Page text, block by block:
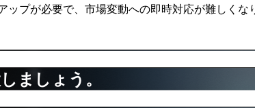
プが必要で、市場変動への即時対応が難しくな
ましょう。